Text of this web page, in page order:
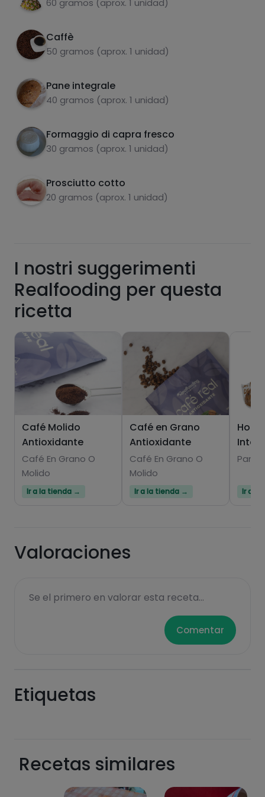
60 gramos (aprox. 1 unidad)
Caffè
50 gramos (aprox. 1 unidad)
Pane integrale
40 gramos (aprox. 1 unidad)
Formaggio di capra fresco
30 gramos (aprox. 1 unidad)
Prosciutto cotto
20 gramos (aprox. 1 unidad)
carboidrati proteine
grassi
zuccheri grassi saturi
Hazte PLUS para ver la información nutricional
de las recetas, y desbloquear muchas más
funcionalidades PLUS.
Pásate al PLUS
I nostri suggerimenti
Realfooding per questa
ricetta
Café Molido
Antioxidante
Café En Grano O
Molido
Ir a la tienda →
Café en Grano
Antioxidante
Café En Grano O
Molido
Ir a la tienda → Ir a
Valoraciones
Se el primero en valorar esta receta...
Comentar
Etiquetas
Recetas similares